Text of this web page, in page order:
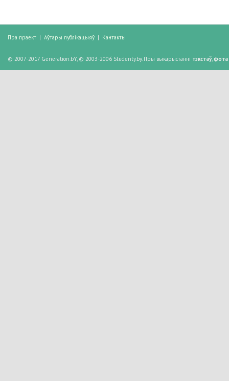
Пра праект | Аўтары публікацыяў | Кантакты
© 2007-2017 Generation.bY, © 2003-2006 Studenty.by. Пры выкарыстанні тэкстаў,фота